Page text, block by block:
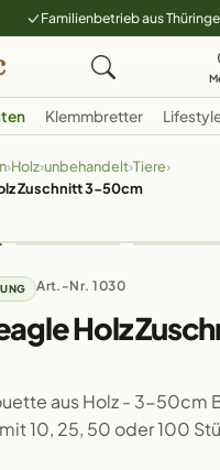
Familienbetrieb aus
Klemmbretter
›Holz›unbehandelt›Tiere›
Zuschnitt 3-50cm
Art.-Nr. 1030
Holz
aus Holz - 3-50cm
10, 25, 50 oder 100